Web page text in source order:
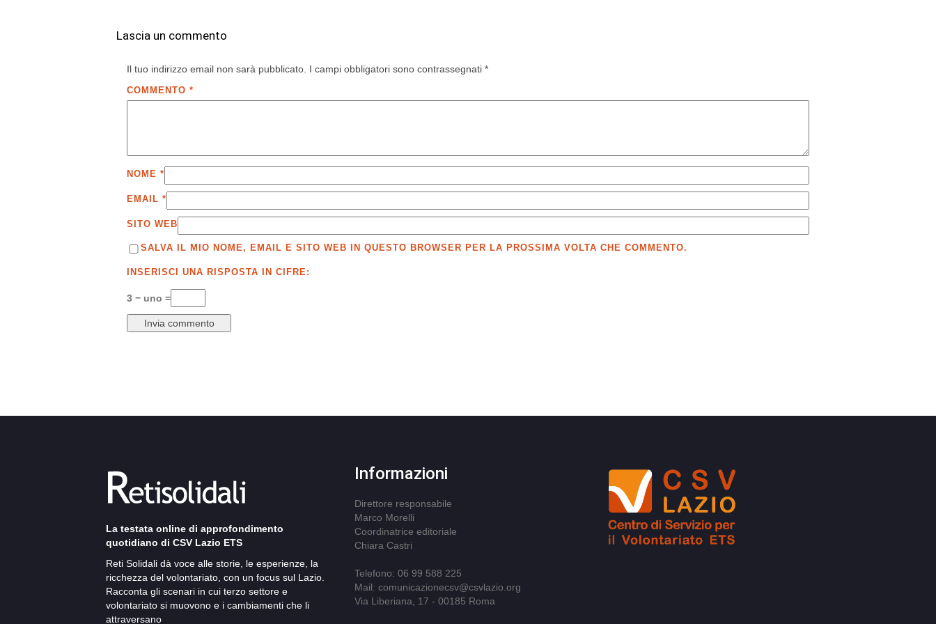
Lascia un commento
Il tuo indirizzo email non sarà pubblicato. I campi obbligatori sono contrassegnati *
COMMENTO *
NOME *
EMAIL *
SITO WEB
SALVA IL MIO NOME, EMAIL E SITO WEB IN QUESTO BROWSER PER LA PROSSIMA VOLTA CHE COMMENTO.
INSERISCI UNA RISPOSTA IN CIFRE:
3 − uno =
La testata online di approfondimento
quotidiano di CSV Lazio ETS
Reti Solidali dà voce alle storie, le esperienze, la
ricchezza del volontariato, con un focus sul Lazio.
Racconta gli scenari in cui terzo settore e
volontariato si muovono e i cambiamenti che li
attraversano
Informazioni
Direttore responsabile
Marco Morelli
Coordinatrice editoriale
Chiara Castri
Telefono: 06 99 588 225
Mail: comunicazionecsv@csvlazio.org
Via Liberiana, 17 - 00185 Roma